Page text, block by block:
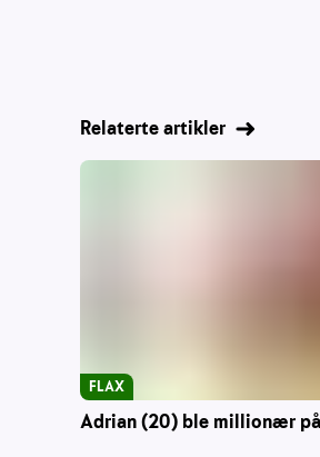
Relaterte artikler
Adrian (20) ble millionær
FLAX